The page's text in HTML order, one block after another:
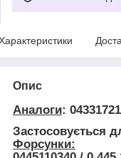
Опис
Аналоги:
Застосовується
Форсунки: